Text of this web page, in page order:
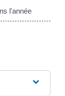
l'année